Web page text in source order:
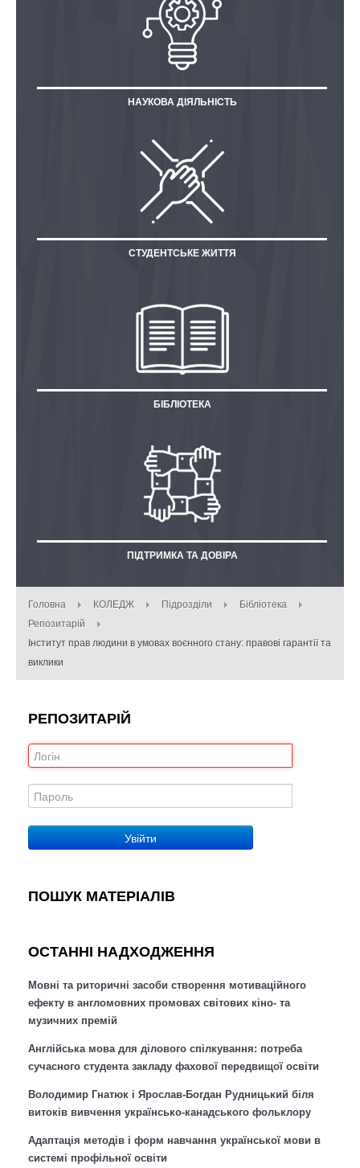
НАУКОВА ДІЯЛЬНІСТЬ
СТУДЕНТСЬКЕ ЖИТТЯ
БІБЛІОТЕКА
ПІДТРИМКА ТА ДОВІРА
Головна КОЛЕДЖ Підрозділи
Бібліотека
Репозитарій
Інститут прав людини в умовах воєнного стану: правові гарантії та
виклики
РЕПОЗИТАРІЙ
Увійти
ПОШУК МАТЕРІАЛІВ
ОСТАННІ НАДХОДЖЕННЯ
Мовні та риторичні засоби створення мотиваційного
ефекту в англомовних промовах світових кіно- та
музичних премій
Англійська мова для ділового спілкування: потреба
сучасного студента закладу фахової передвищої освіти
Володимир Гнатюк і Ярослав-Богдан Рудницький біля
витоків вивчення українсько-канадського фольклору
Адаптація методів і форм навчання української мови в
системі профільної освіти